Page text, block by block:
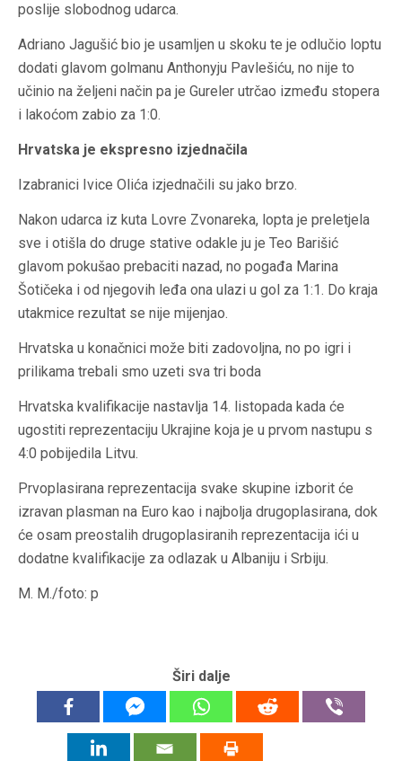
poslije slobodnog udarca.
Adriano Jagušić bio je usamljen u skoku te je odlučio loptu
dodati glavom golmanu Anthonyju Pavlešiću, no nije to
učinio na željeni način pa je Gureler utrčao između stopera
i lakoćom zabio za 1:0.
Hrvatska je ekspresno izjednačila
Izabranici Ivice Olića izjednačili su jako brzo.
Nakon udarca iz kuta Lovre Zvonareka, lopta je preletjela
sve i otišla do druge stative odakle ju je Teo Barišić
glavom pokušao prebaciti nazad, no pogađa Marina
Šotičeka i od njegovih leđa ona ulazi u gol za 1:1. Do kraja
utakmice rezultat se nije mijenjao.
Hrvatska u konačnici može biti zadovoljna, no po igri i
prilikama trebali smo uzeti sva tri boda
Hrvatska kvalifikacije nastavlja 14. listopada kada će
ugostiti reprezentaciju Ukrajine koja je u prvom nastupu s
4:0 pobijedila Litvu.
Prvoplasirana reprezentacija svake skupine izborit će
izravan plasman na Euro kao i najbolja drugoplasirana, dok
će osam preostalih drugoplasiranih reprezentacija ići u
dodatne kvalifikacije za odlazak u Albaniju i Srbiju.
M. M./foto: p
Širi dalje